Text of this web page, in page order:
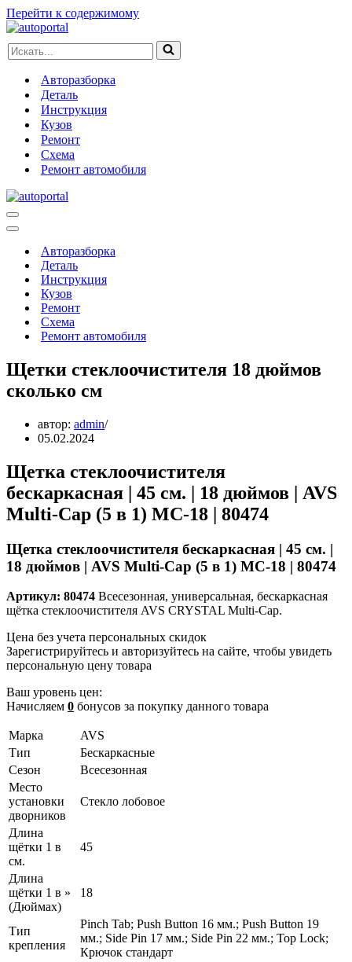
Перейти к содержимому
Искать...
Авторазборка
Деталь
Инструкция
Кузов
Ремонт
Схема
Ремонт автомобиля
Меню
навигации
Меню
навигацииАвторазборка
Деталь
Инструкция
Кузов
Ремонт
Схема
Ремонт автомобиля
Щетки стеклоочистителя 18 дюймов
сколько см
автор: admin
05.02.2024
Щетка стеклоочистителя
бескаркасная | 45 см. | 18 дюймов | AVS
Multi-Cap (5 в 1) MC-18 | 80474
Щетка стеклоочистителя бескаркасная | 45 см. |
18 дюймов | AVS Multi-Cap (5 в 1) MC-18 | 80474
Артикул: 80474 Всесезонная, универсальная, бескаркасная
щётка стеклоочистителя AVS CRYSTAL Multi-Cap.
Цена без учета персональных скидок
Зарегистрируйтесь и авторизуйтесь на сайте, чтобы увидеть
персональную цену товара
Ваш уровень цен:
Начисляем 0 бонусов за покупку данного товара
Марка
AVS
Тип
Бескаркасные
Сезон
Всесезонная
Место
установки
дворников
Стекло лобовое
Длина
щётки 1 в
см.
45
Длина
щётки 1 в »
(Дюймах)
18
Тип
крепления
Pinch Tab; Push Button 16 мм.; Push Button 19
мм.; Side Pin 17 мм.; Side Pin 22 мм.; Top Lock;
Крючок стандарт